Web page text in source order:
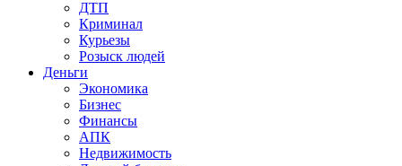
ДТП
Криминал
Курьезы
Розыск людей
Деньги
Экономика
Бизнес
Финансы
АПК
Недвижимость